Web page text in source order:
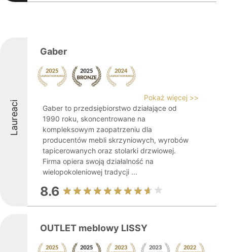
Laureaci
Gaber
Pokaż więcej >>
Gaber to przedsiębiorstwo działające od
1990 roku, skoncentrowane na
kompleksowym zaopatrzeniu dla
producentów mebli skrzyniowych, wyrobów
tapicerowanych oraz stolarki drzwiowej.
Firma opiera swoją działalność na
wielopokoleniowej tradycji ...
8.6
OUTLET meblowy LISSY